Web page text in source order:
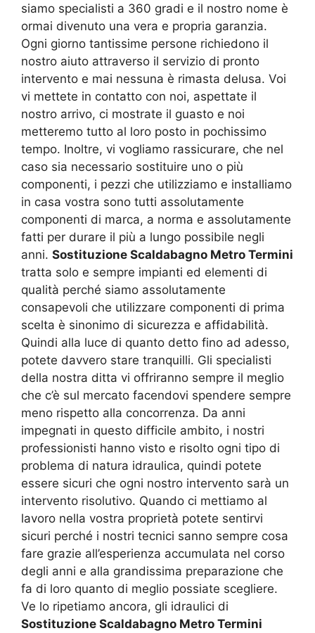
siamo specialisti a 360 gradi e il nostro nome è
ormai divenuto una vera e propria garanzia.
Ogni giorno tantissime persone richiedono il
nostro aiuto attraverso il servizio di pronto
intervento e mai nessuna è rimasta delusa. Voi
vi mettete in contatto con noi, aspettate il
nostro arrivo, ci mostrate il guasto e noi
metteremo tutto al loro posto in pochissimo
tempo. Inoltre, vi vogliamo rassicurare, che nel
caso sia necessario sostituire uno o più
componenti, i pezzi che utilizziamo e installiamo
in casa vostra sono tutti assolutamente
componenti di marca, a norma e assolutamente
fatti per durare il più a lungo possibile negli
anni. Sostituzione Scaldabagno Metro Termini
tratta solo e sempre impianti ed elementi di
qualità perché siamo assolutamente
consapevoli che utilizzare componenti di prima
scelta è sinonimo di sicurezza e affidabilità.
Quindi alla luce di quanto detto fino ad adesso,
potete davvero stare tranquilli. Gli specialisti
della nostra ditta vi offriranno sempre il meglio
che c’è sul mercato facendovi spendere sempre
meno rispetto alla concorrenza. Da anni
impegnati in questo difficile ambito, i nostri
professionisti hanno visto e risolto ogni tipo di
problema di natura idraulica, quindi potete
essere sicuri che ogni nostro intervento sarà un
intervento risolutivo. Quando ci mettiamo al
lavoro nella vostra proprietà potete sentirvi
sicuri perché i nostri tecnici sanno sempre cosa
fare grazie all’esperienza accumulata nel corso
degli anni e alla grandissima preparazione che
fa di loro quanto di meglio possiate scegliere.
Ve lo ripetiamo ancora, gli idraulici di
Sostituzione Scaldabagno Metro Termini